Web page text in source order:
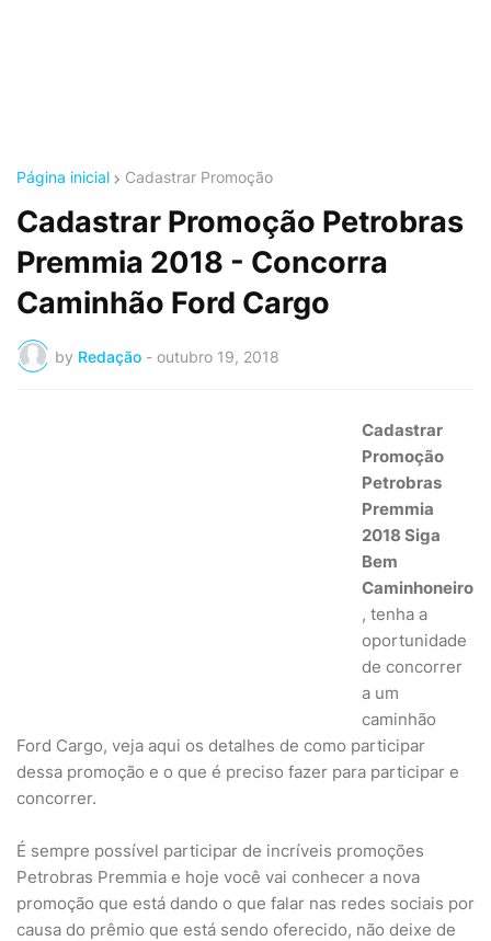
Página inicial Cadastrar Promoção
Cadastrar Promoção Petrobras
Premmia 2018 - Concorra
Caminhão Ford Cargo
by Redação - outubro 19, 2018
Cadastrar
Promoção
Petrobras
Premmia
2018 Siga
Bem
Caminhoneiro
, tenha a
oportunidade
de concorrer
a um
caminhão
Ford Cargo, veja aqui os detalhes de como participar
dessa promoção e o que é preciso fazer para participar e
concorrer.
É sempre possível participar de incríveis promoções
Petrobras Premmia e hoje você vai conhecer a nova
promoção que está dando o que falar nas redes sociais por
causa do prêmio que está sendo oferecido, não deixe de